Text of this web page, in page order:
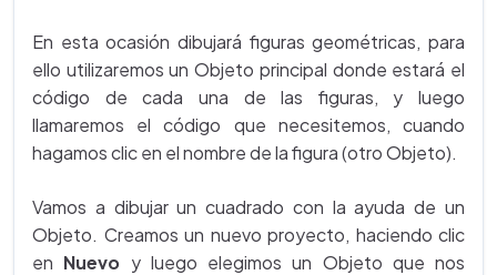
En esta ocasión dibujará figuras geométricas, para
ello utilizaremos un Objeto principal donde estará el
código de cada una de las figuras, y luego
llamaremos el código que necesitemos, cuando
hagamos clic en el nombre de la figura (otro Objeto).
Vamos a dibujar un cuadrado con la ayuda de un
Objeto. Creamos un nuevo proyecto, haciendo clic
en Nuevo y luego elegimos un Objeto que nos